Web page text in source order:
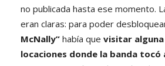
no publicada hasta ese momento.
eran claras: para poder
McNally” había que visitar alguna
locaciones donde la banda tocó